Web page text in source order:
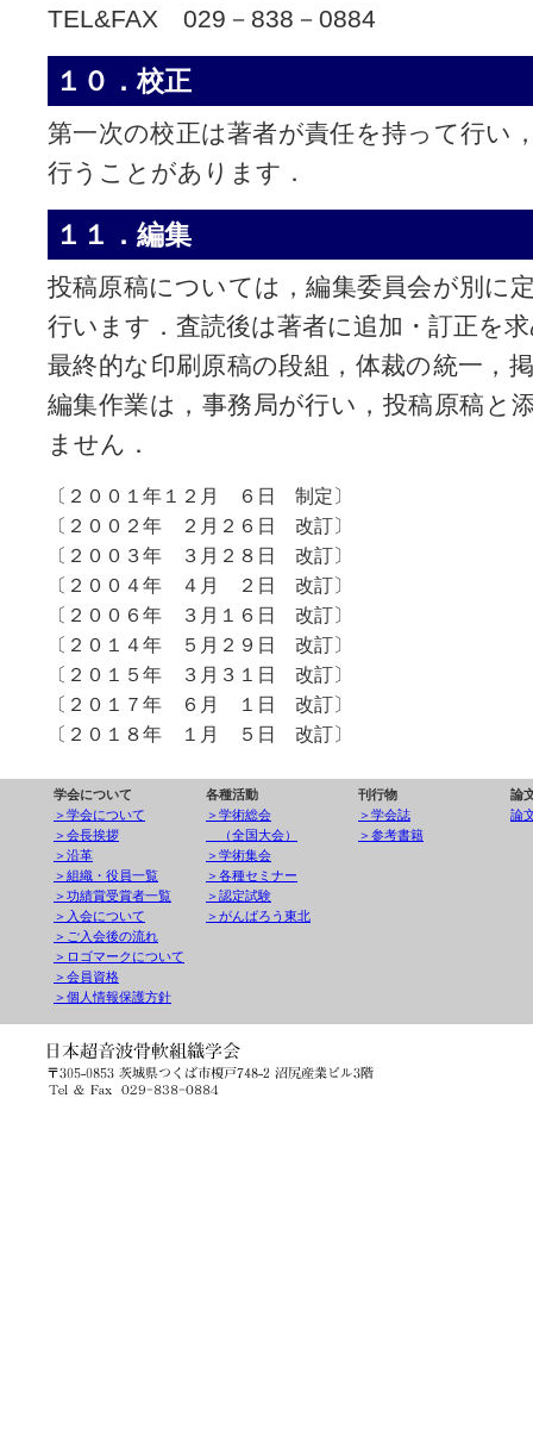
TEL&FAX 029－838－0884
１０．校正
第一次の校正は著者が責任を持って行い
行うことがあります．
１１．編集
投稿原稿については，編集委員会が別に
行います．査読後は著者に追加・訂正を
最終的な印刷原稿の段組，体裁の統一，
編集作業は，事務局が行い，投稿原稿と
ません．
〔２００１年１２月 ６日 制定〕
〔２００２年 ２月２６日 改訂〕
〔２００３年 ３月２８日 改訂〕
〔２００４年 ４月 ２日 改訂〕
〔２００６年 ３月１６日 改訂〕
〔２０１４年 ５月２９日 改訂〕
〔２０１５年 ３月３１日 改訂〕
〔２０１７年 ６月 １日 改訂〕
〔２０１８年 １月 ５日 改訂〕
学会について
＞学会について
＞会長挨拶
＞沿革
＞組織・役員一覧
＞功績賞受賞者一覧
＞入会について
＞ご入会後の流れ
＞ロゴマークについて
＞会員資格
＞個人情報保護方針
各種活動
＞学術総会
（全国大会）
＞学術集会
＞各種セミナー
＞認定試験
＞がんばろう東北
刊行物
＞学会誌
＞参考書籍
論
論